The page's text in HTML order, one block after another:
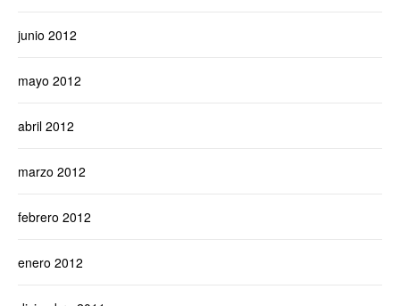
junio 2012
mayo 2012
abril 2012
marzo 2012
febrero 2012
enero 2012